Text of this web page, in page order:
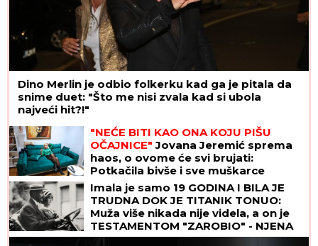
Dino Merlin je odbio folkerku kad ga je pitala da
snime duet: "Što me nisi zvala kad si ubola
najveći hit?!"
"NEĆE BITI KAO ONA KOJU PIŠU
OČAJNICE" Jovana Jeremić sprema
haos, o ovome će svi brujati:
Potkačila bivše i sve muškarce
Imala je samo 19 GODINA I BILA JE
TRUDNA DOK JE TITANIK TONUO:
Muža više nikada nije videla, a on je
TESTAMENTOM "ZAROBIO" - NJENA
TAJNA i danas ledi krv u žilama